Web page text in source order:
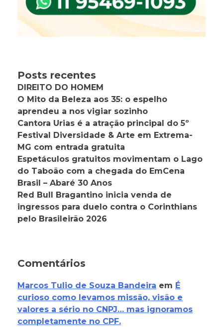
Posts recentes
DIREITO DO HOMEM
O Mito da Beleza aos 35: o espelho
aprendeu a nos vigiar sozinho
Cantora Urias é a atração principal do 5º
Festival Diversidade & Arte em Extrema-
MG com entrada gratuita
Espetáculos gratuitos movimentam o Lago
do Taboão com a chegada do EmCena
Brasil – Abaré 30 Anos
Red Bull Bragantino inicia venda de
ingressos para duelo contra o Corinthians
pelo Brasileirão 2026
Comentários
Marcos Tulio de Souza Bandeira em É
curioso como levamos missão, visão e
valores a sério no CNPJ… mas ignoramos
completamente no CPF.